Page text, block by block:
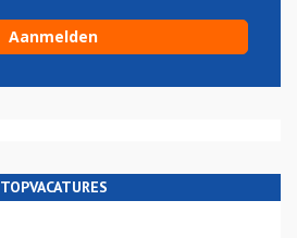
TOPVACATURES